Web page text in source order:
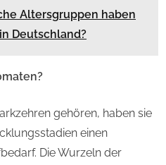
Altersgruppen haben
Deutschland?
gehören, haben sie
einen
Die Wurzeln der